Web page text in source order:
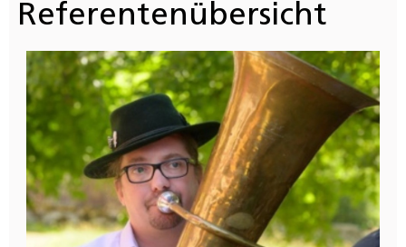
Referentenübersicht